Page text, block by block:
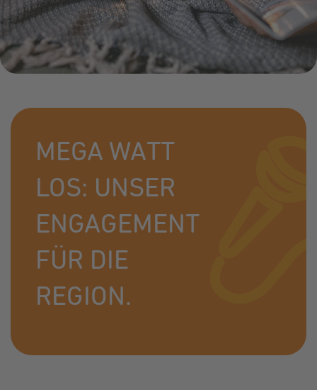
MEGA WATT
LOS: UNSER
ENGAGEMENT
FÜR DIE
REGION.